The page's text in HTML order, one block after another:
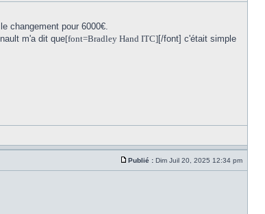
changement pour 6000€.
m'a dit que[font=Bradley Hand ITC][/font] c'était simple
Publié : Dim Juil 20, 2025 12:34 pm